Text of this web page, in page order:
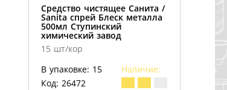
Средство чистящее Санита /
Sanita спрей Блеск металла
500мл Ступинский
химический завод
15 шт/кор
В упаковке: 15
Наличие:
Код: 26472